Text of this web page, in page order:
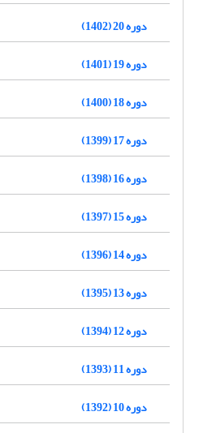
دوره 20 (1402)
دوره 19 (1401)
دوره 18 (1400)
دوره 17 (1399)
دوره 16 (1398)
دوره 15 (1397)
دوره 14 (1396)
دوره 13 (1395)
دوره 12 (1394)
دوره 11 (1393)
دوره 10 (1392)